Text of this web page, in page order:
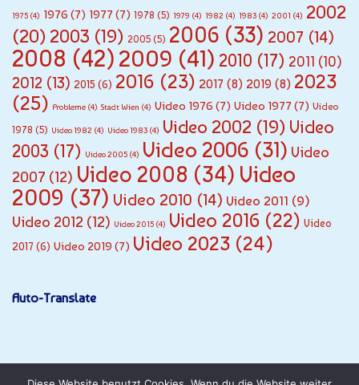
1975 (4) 1976 (7) 1977 (7) 1978 (5) 1979 (4) 1982 (4) 1983 (4) 2001 (4) 2002
(20) 2003 (19) 2005 (5) 2006 (33) 2007 (14)
2008 (42) 2009 (41) 2010 (17) 2011 (10)
2012 (13) 2015 (6) 2016 (23) 2017 (8) 2019 (8) 2023
(25) Probleme (4) Stadt Wien (4) Video 1976 (7) Video 1977 (7) Video
1978 (5) Video 1982 (4) Video 1983 (4) Video 2002 (19) Video
2003 (17) Video 2005 (4) Video 2006 (31) Video
2007 (12) Video 2008 (34) Video
2009 (37) Video 2010 (14) Video 2011 (9)
Video 2012 (12) Video 2015 (4) Video 2016 (22) Video
2017 (6) Video 2019 (7) Video 2023 (24)
Auto-Translate